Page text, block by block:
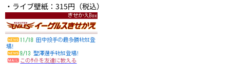
・ライブ壁紙：315円（税込）